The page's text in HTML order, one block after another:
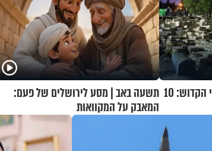
454 שנה לפטירתו של האר"י הקדוש: 10 תשעה באב | מסע לירושלים של פעם:
המאבק על המקוואות